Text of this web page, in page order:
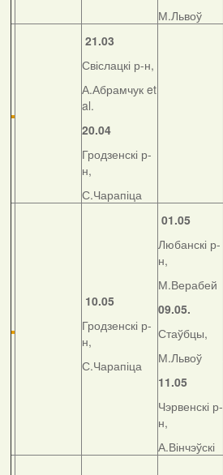
М.Львоў
21.03
Свіслацкі р-н,
А.Абрамчук et
al.
20.04
Гродзенскі р-
н,
С.Чарапіца
10.05
Гродзенскі р-
н,
С.Чарапіца
01.05
Любанскі р-
н,
М.Верабей
09.05.
Стаўбцы,
М.Львоў
11.05
Чэрвенскі р-
н,
А.Вінчэўскі